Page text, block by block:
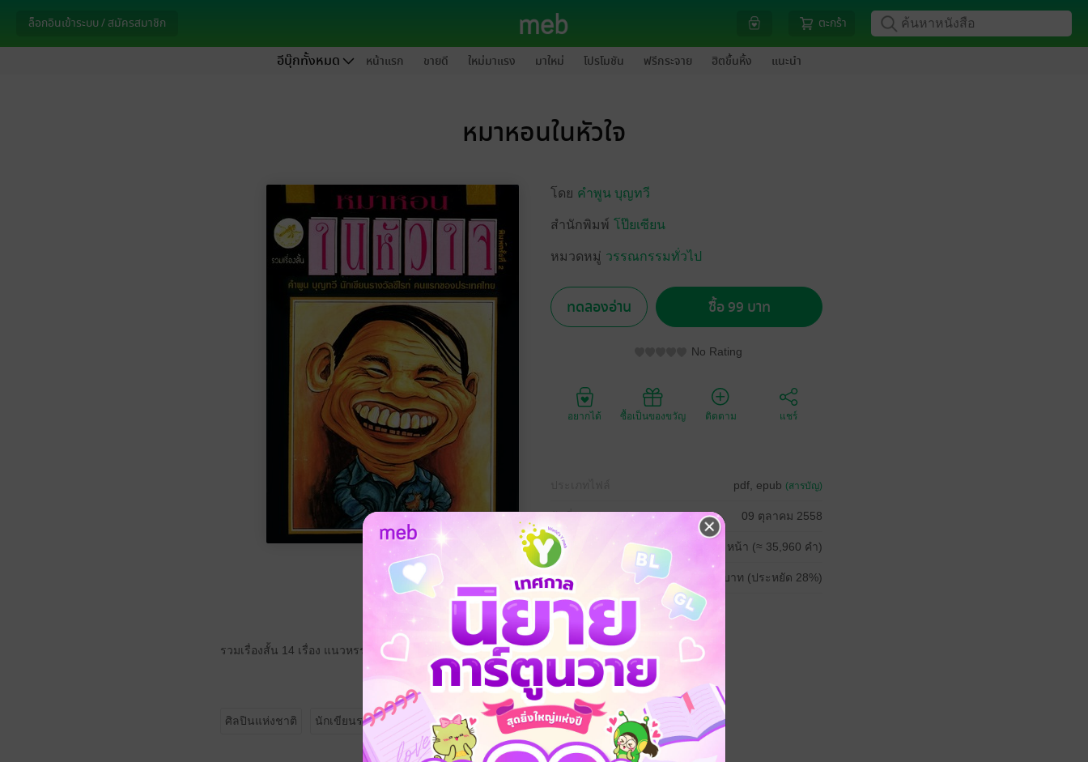
ล็อกอินเข้าระบบ / สมัครสมาชิก ตะกร้า
อีบุ๊กทั้งหมด หน้าแรก ขายดี ใหม่มาแรง มาใหม่ โปรโมชัน ฟรีกระจาย ฮิตขึ้นหิ้ง แนะนำ
หมาหอนในหัวใจ
โดย คำพูน บุญทวี
สำนักพิมพ์ โป๊ยเซียน
หมวดหมู่ วรรณกรรมทั่วไป
ทดลองอ่าน ซื้อ 99 บาท
No Rating
อยากได้ ซื้อเป็นของขวัญ ติดตาม แชร์
pdf, epub (สารบัญ)
วันที่วางขาย 09 ตุลาคม 2558
ความยาว 179 หน้า (≈ 35,960 คำ)
ราคาปก 139 บาท (ประหยัด 28%)
รวมเรื่องสั้น 14 เรื่อง แนวหรรษา สนุกสนานเบาสมอง เกี่ยวกับชีวิตคนเดินดินกินข้าวแกง
ศิลปินแห่งชาติ นักเขียนรางวัลซีไรต์